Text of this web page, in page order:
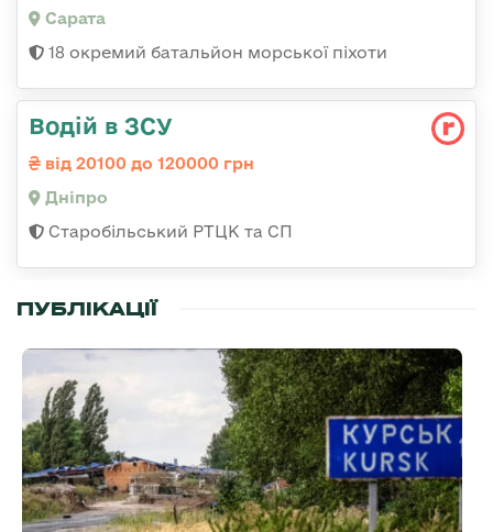
Сарата
18 окремий батальйон морської піхоти
Водій в ЗСУ
від 20100 до 120000 грн
Дніпро
Старобільський РТЦК та СП
ПУБЛІКАЦІЇ